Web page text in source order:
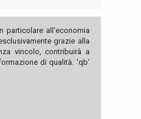
particolare all'economia
grazie alla
vincolo, contribuirà a
di qualità. 'qb'